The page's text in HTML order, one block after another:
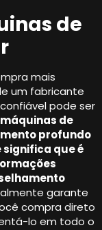
de
mais
um fabricante
pode ser
de
profundo
significa que é
garante
compra direto
lo em todo o